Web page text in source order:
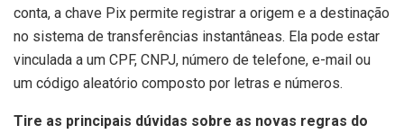
conta, a chave Pix permite registrar a origem e a destinação
no sistema de transferências instantâneas. Ela pode estar
vinculada a um CPF, CNPJ, número de telefone, e-mail ou
um código aleatório composto por letras e números.
Tire as principais dúvidas sobre as novas regras do